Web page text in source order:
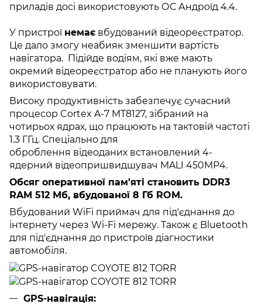
приладів досі використовують ОС Андроїд 4.4.
У пристрої немає вбудований відеореєстратор.
Це дало змогу неабияк зменшити вартість
навігатора. Підійде водіям, які вже мають
окремий відеореєстратор або не планують його
використовувати.
Високу продуктивність забезпечує сучасний
процесор Cortex A-7 MT8127, зібраний на
чотирьох ядрах, що працюють на тактовій частоті
1.3 ГГц. Спеціально для
оброблення відеоданих встановлений 4-
ядерний відеопришвидшувач MALI 450МР4.
Обсяг оперативної пам'яті становить DDR3
RAM 512 Мб, вбудованої 8 Гб ROM.
Вбудований WiFi приймач для під'єднання до
інтернету через Wi-Fi мережу. Також є Bluetooth
для під'єднання до пристроїв діагностики
автомобіля.
GPS-навігація: